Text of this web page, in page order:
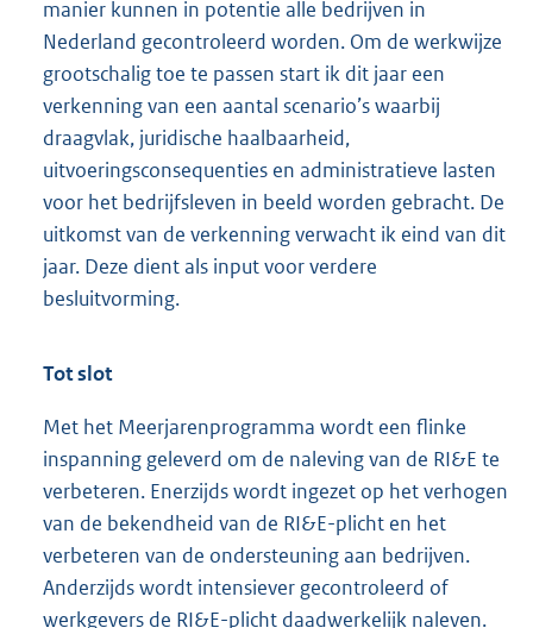
manier kunnen in potentie alle bedrijven in
Nederland gecontroleerd worden. Om de werkwijze
grootschalig toe te passen start ik dit jaar een
verkenning van een aantal scenario’s waarbij
draagvlak, juridische haalbaarheid,
uitvoeringsconsequenties en administratieve lasten
voor het bedrijfsleven in beeld worden gebracht. De
uitkomst van de verkenning verwacht ik eind van dit
jaar. Deze dient als input voor verdere
besluitvorming.
Tot slot
Met het Meerjarenprogramma wordt een flinke
inspanning geleverd om de naleving van de RI&E te
verbeteren. Enerzijds wordt ingezet op het verhogen
van de bekendheid van de RI&E-plicht en het
verbeteren van de ondersteuning aan bedrijven.
Anderzijds wordt intensiever gecontroleerd of
werkgevers de RI&E-plicht daadwerkelijk naleven.